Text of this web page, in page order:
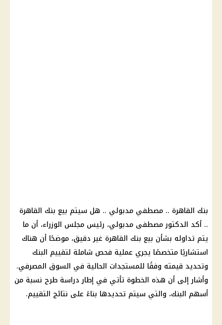
بنك القاهرة .. مصطفي مدبولي .. هل سيتم بيع بنك القاهرة
.. أكد الدكتور مصطفى مدبولي، رئيس مجلس الوزراء، أن ما
يتم تداوله بشأن بيع بنك القاهرة غير دقيق، موضحًا أن هناك
استشاريًا متخصصًا يجري عملية فحص شاملة لتقييم البنك
وتحديد قيمته وفقًا للمستجدات الحالية في السوق المصرفي.
وأشار إلى أن هذه الخطوة تأتي في إطار دراسة طرح نسبة من
أسهم البنك، والتي سيتم تحديدها بناءً على نتائج التقييم.